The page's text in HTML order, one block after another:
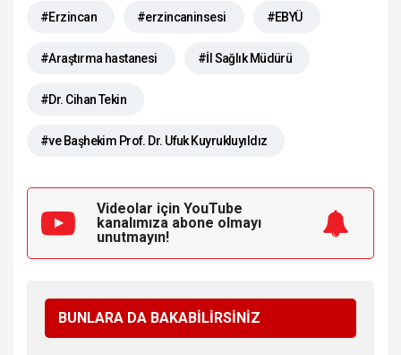
#Erzincan #erzincaninsesi #EBYÜ
#Araştırma hastanesi #İl Sağlık Müdürü
#Dr. Cihan Tekin
#ve Başhekim Prof. Dr. Ufuk Kuyrukluyıldız
Videolar için YouTube
kanalımıza abone olmayı
unutmayın!
BUNLARA DA BAKABİLİRSİNİZ